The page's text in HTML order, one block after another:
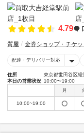
4.79
質屋 金券ショップ・チケ
配達・デリバリー対応
住所
東京都世田谷区
本日の営業状況 10:00〜19:00
月
10:00~19:00